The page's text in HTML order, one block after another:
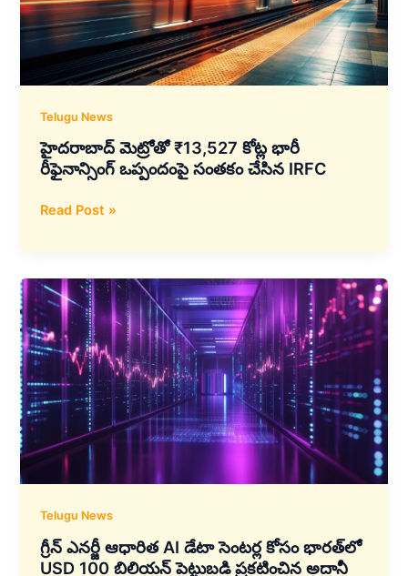
Telugu News
హైదరాబాద్ మెట్రోతో ₹13,527 కోట్ల భారీ
రీఫైనాన్సింగ్ ఒప్పందంపై సంతకం చేసిన IRFC
హైదరాబాద్
₹13,527
కోట్ల
భారీ
రీఫైనాన్సింగ్
ఒప్పందంపై
సంతకం
చేసిన
IRFC
Read Post »
Telugu News
గ్రీన్ ఎనర్జీ ఆధారిత AI డేటా సెంటర్ల కోసం భారత్‌లో
USD 100 బిలియన్ పెట్టుబడి ప్రకటించిన అదానీ